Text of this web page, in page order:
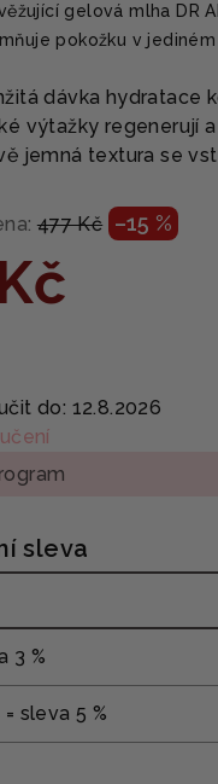
gelová mlha DR
pokožku v jediném
dávka hydratace
výtažky regenerují
jemná textura se
477 Kč –15 %
do: 12.8.2026
sleva
3 %
sleva 5 %